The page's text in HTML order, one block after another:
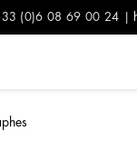
(0)6 08 69 00 24 |